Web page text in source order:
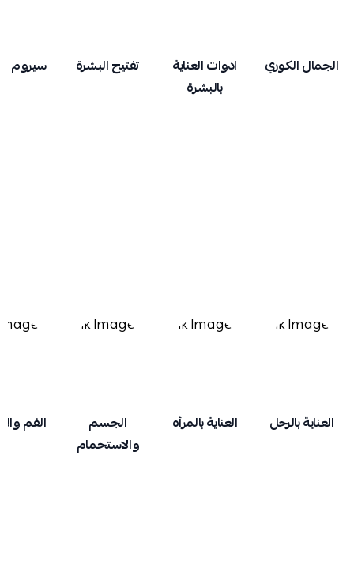
الجمال الكوري
ادوات العناية
بالبشرة
تفتيح البشرة سيروم
العناية بالرجل العناية بالمرأه
الجسم
والاستحمام
الفم